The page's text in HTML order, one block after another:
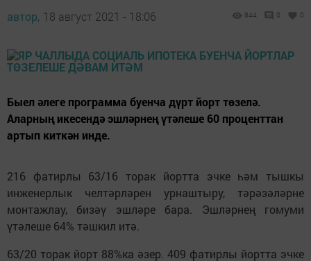
автор, 18 август 2021 - 18:06 844 0 0
Быел әлеге программа буенча дүрт йорт төзелә.
Аларның икесендә эшләрнең үтәлеше 60 проценттан
артып киткән инде.
216 фатирлы 63/16 торак йортта эчке һәм тышкы
инженерлык челтәрләрен урнаштыру, тәрәзәләрне
монтажлау, бизәү эшләре бара. Эшләрнең гомуми
үтәлеше 64% тәшкил итә.
63/20 торак йорт 88%ка әзер. 409 фатирлы йортта эчке